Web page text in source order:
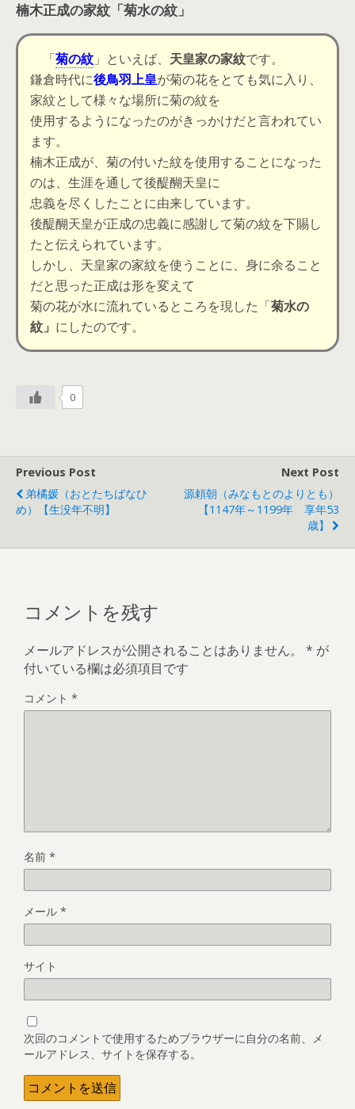
楠木正成の家紋 「菊水の紋」
「菊の紋 」といえば、 天皇家の家紋です。
鎌倉時代に後鳥羽上皇が菊の花をとても気に入り、
家紋として様々な場所に菊の紋を
使用するようになったのがきっかけだと言われてい
ます。
楠木正成が、菊の付いた紋を使用することになった
のは、生涯を通して後醍醐天皇に
忠義を尽くしたことに由来しています。
後醍醐天皇が正成の忠義に感謝して菊の紋を下賜し
たと伝えられています。
しかし、天皇家の家紋を使うことに、身に余ること
だと思った正成は形を変えて
菊の花が水に流れているところを現した「菊水の
紋」 にしたのです。
0
Previous Post
弟橘媛（おとたちばなひ
め）【生没年不明】
Next Post
源頼朝（みなもとのよりとも）
【1147年～1199年 享年53
歳】
コメントを残す
メールアドレスが公開されることはありません。 * が
付いている欄は必須項目です
コメント *
名前 *
メール *
サイト
次回のコメントで使用するためブラウザーに自分の名前、メ
ールアドレス、サイトを保存する。